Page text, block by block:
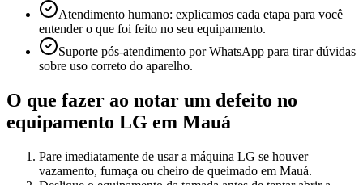
Atendimento humano: explicamos cada etapa para você
entender o que foi feito no seu equipamento.
Suporte pós-atendimento por WhatsApp para tirar dúvidas
sobre uso correto do aparelho.
O que fazer ao notar um defeito no
equipamento LG em Mauá
Pare imediatamente de usar a máquina LG se houver
vazamento, fumaça ou cheiro de queimado em Mauá.